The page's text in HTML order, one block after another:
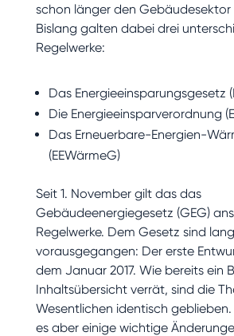
schon länger den Gebäudesektor
Bislang galten dabei drei
Regelwerke:
Das Energieeinsparungsgesetz
Die Energieeinsparverordnung
Das Erneuerbare-Energien-
(EEWärmeG)
Seit 1. November gilt das das
Gebäudeenergiegesetz (GEG)
Regelwerke. Dem Gesetz sind
vorausgegangen: Der erste
dem Januar 2017. Wie bereits ein
Inhaltsübersicht verrät, sind die
Wesentlichen identisch
es aber einige wichtige